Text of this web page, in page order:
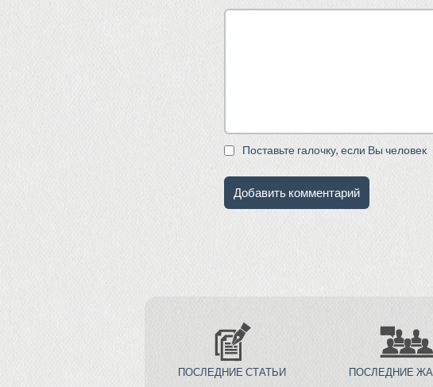
Поставьте галочку, если Вы человек
ПОСЛЕДНИЕ СТАТЬИ ПОСЛЕДНИЕ